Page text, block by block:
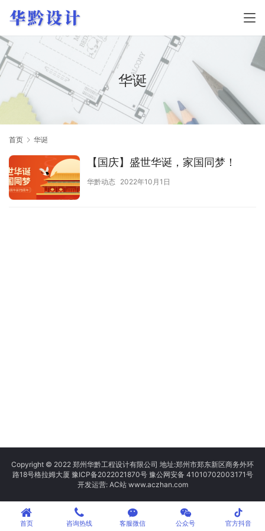
华诞
首页 华诞
【国庆】盛世华诞，家国同梦！
华黔动态 2022年10月1日
Copyright © 2022 郑州华黔工程设计有限公司 地址:郑州市郑东新区商务外环
路18号格拉姆大厦 豫ICP备2022021870号 豫公网安备 41010702003171号
开发运营: AC站 www.aczhan.com
首页 咨询热线 客服微信 公众号
tiktok
官方抖音